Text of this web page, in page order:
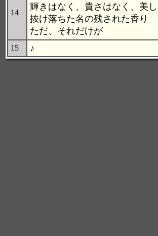
14
輝きはなく、貴さはなく、美
抜け落ちた名の残された香り
ただ、それだけが
15 ♪